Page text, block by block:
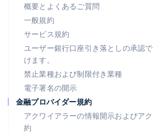
概要とよくあるご質問
一般規約
サービス規約
ユーザー銀行口座引き落としの承認
けます。
禁止業種および制限付き業種
電子署名の開示
金融プロバイダー規約
アクワイアラーの情報開示およびア
約
ニュージーランド
English
ノルウェー
English
ハンガリー
フィンランド
EnglishSvenska
ブラジル
フランス
Français English
ブルガリア